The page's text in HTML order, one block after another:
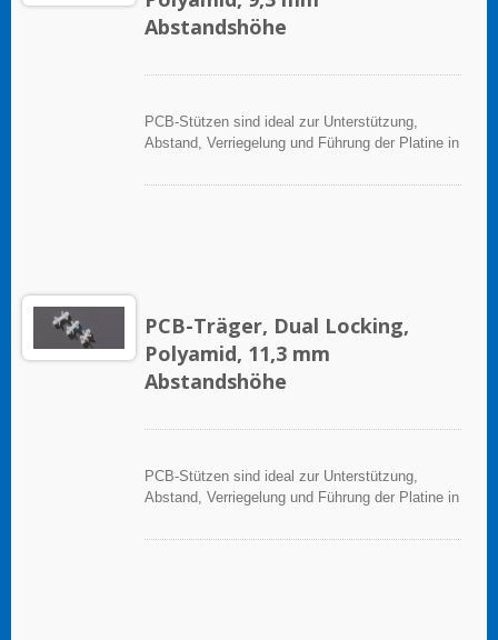
Abstandshöhe
PCB-Stützen sind ideal zur Unterstützung,
Abstand, Verriegelung und Führung der Platine in
PCB-Träger, Dual Locking,
Polyamid, 11,3 mm
Abstandshöhe
PCB-Stützen sind ideal zur Unterstützung,
Abstand, Verriegelung und Führung der Platine in